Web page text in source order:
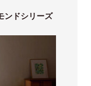
ンドシリーズ